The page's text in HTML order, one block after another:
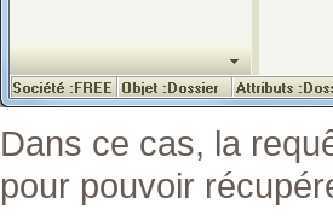
Dans ce cas, la
pour pouvoir